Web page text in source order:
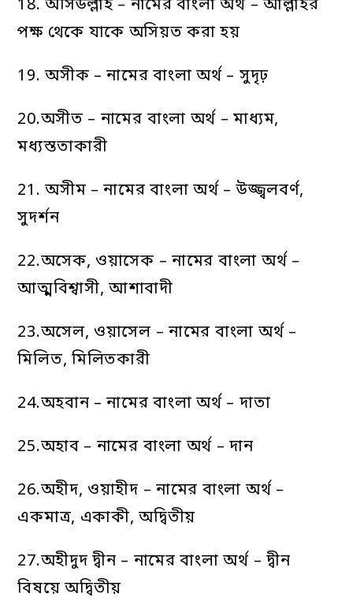
18. অসিউল্লাহ – নামের বাংলা অর্থ – আল্লাহর
পক্ষ থেকে যাকে অসিয়ত করা হয়
19. অসীক – নামের বাংলা অর্থ – সুদৃঢ়
20.অসীত – নামের বাংলা অর্থ – মাধ্যম,
মধ্যস্ততাকারী
21. অসীম – নামের বাংলা অর্থ – উজ্জ্বলবর্ণ,
সুদর্শন
22.অসেক, ওয়াসেক – নামের বাংলা অর্থ –
আত্মবিশ্বাসী, আশাবাদী
23.অসেল, ওয়াসেল – নামের বাংলা অর্থ –
মিলিত, মিলিতকারী
24.অহবান – নামের বাংলা অর্থ – দাতা
25.অহাব – নামের বাংলা অর্থ – দান
26.অহীদ, ওয়াহীদ – নামের বাংলা অর্থ –
একমাত্র, একাকী, অদ্বিতীয়
27.অহীদুদ দ্বীন – নামের বাংলা অর্থ – দ্বীন
বিষয়ে অদ্বিতীয়